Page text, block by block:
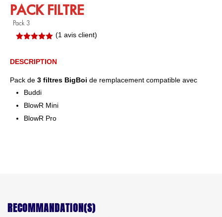
PACK FILTRE
Pack 3
basé sur
(1 avis client)
DESCRIPTION
Pack de 3 filtres BigBoi de remplacement compatible avec
Buddi
BlowR Mini
BlowR Pro
RECOMMANDATION(S)